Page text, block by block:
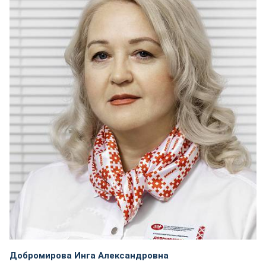
Добромирова Инга Александровна